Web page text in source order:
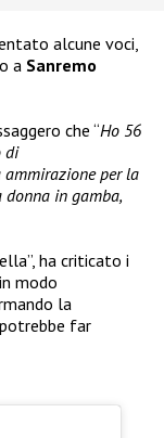
alcune voci,
a Sanremo
che “Ho 56
di
per la
donna in gamba,
ha criticato i
in modo
la
far